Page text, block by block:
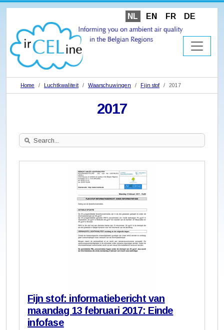
NL EN FR DE
Home Luchtkwaliteit Waarschuwingen Fijn stof 2017
2017
Search
Site
Fijn stof: informatiebericht van
maandag 13 februari 2017: Einde
infofase